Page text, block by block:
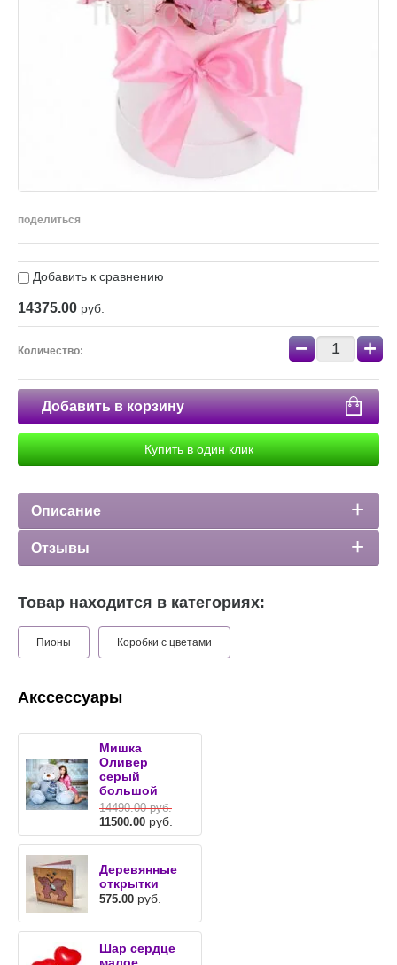
поделиться
Добавить к сравнению
14375.00 руб.
Количество: − +
Добавить в корзину
Купить в один клик
Описание
Отзывы
Товар находится в категориях:
Пионы Коробки с цветами
Акссессуары
Мишка
Оливер
серый
большой
14490.00руб.
11500.00 руб.
Деревянные
открытки
575.00 руб.
Шар сердце